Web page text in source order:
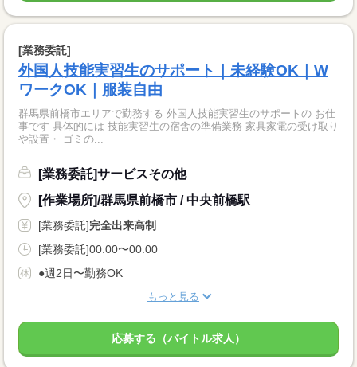
[業務委託]
外国人技能実習生のサポート｜未経験OK｜W
ワークOK｜服装自由
群馬県前橋市エリアで勤務する 外国人技能実習生のサポートの お仕
事です 具体的には 技能実習生の宿舎の準備業務 家具家電の受け取り
や設置・ ゴミの...
[業務委託]サービスその他
[作業場所]/群馬県前橋市 / 中央前橋駅
[業務委託]完全出来高制
[業務委託]00:00〜00:00
●週2日〜勤務OK
もっと見る
応募する（バイトル求人）